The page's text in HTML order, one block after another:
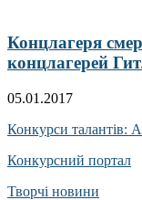
Концлагеря
концлагерей
05.01.2017
Конкурси талантів:
Конкурсний портал
Творчі новини